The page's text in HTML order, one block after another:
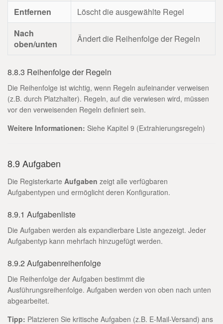
Entfernen
Löscht die ausgewählte Regel
Nach
oben/unten
Ändert die Reihenfolge der Regeln
8.8.3 Reihenfolge der Regeln
Die Reihenfolge ist wichtig, wenn Regeln aufeinander verweisen
(z.B. durch Platzhalter). Regeln, auf die verwiesen wird, müssen
vor den verweisenden Regeln definiert sein.
Weitere Informationen: Siehe Kapitel 9 (Extrahierungsregeln)
8.9 Aufgaben
Die Registerkarte Aufgaben zeigt alle verfügbaren
Aufgabentypen und ermöglicht deren Konfiguration.
8.9.1 Aufgabenliste
Die Aufgaben werden als expandierbare Liste angezeigt. Jeder
Aufgabentyp kann mehrfach hinzugefügt werden.
8.9.2 Aufgabenreihenfolge
Die Reihenfolge der Aufgaben bestimmt die
Ausführungsreihenfolge. Aufgaben werden von oben nach unten
abgearbeitet.
Tipp: Platzieren Sie kritische Aufgaben (z.B. E-Mail-Versand) ans